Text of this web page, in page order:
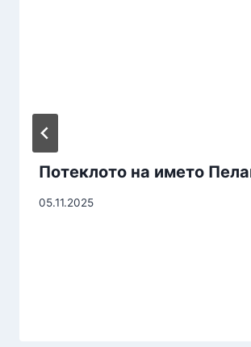
Потеклото на името
05.11.2025